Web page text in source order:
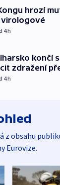
hrozí
virologové
4h
končí
zdražení
4h
z obsahu
Eurovize.